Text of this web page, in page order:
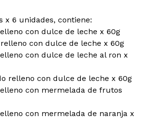
x 6 unidades, contiene:
con dulce de leche x 60g
con dulce de leche x 60g
con dulce de leche al ron x
relleno con dulce de leche x 60g
con mermelada de frutos
con mermelada de naranja x